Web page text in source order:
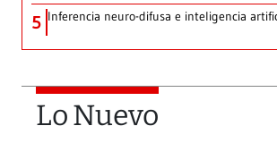
5 Inferencia neuro-difusa e inteligencia
Lo Nuevo